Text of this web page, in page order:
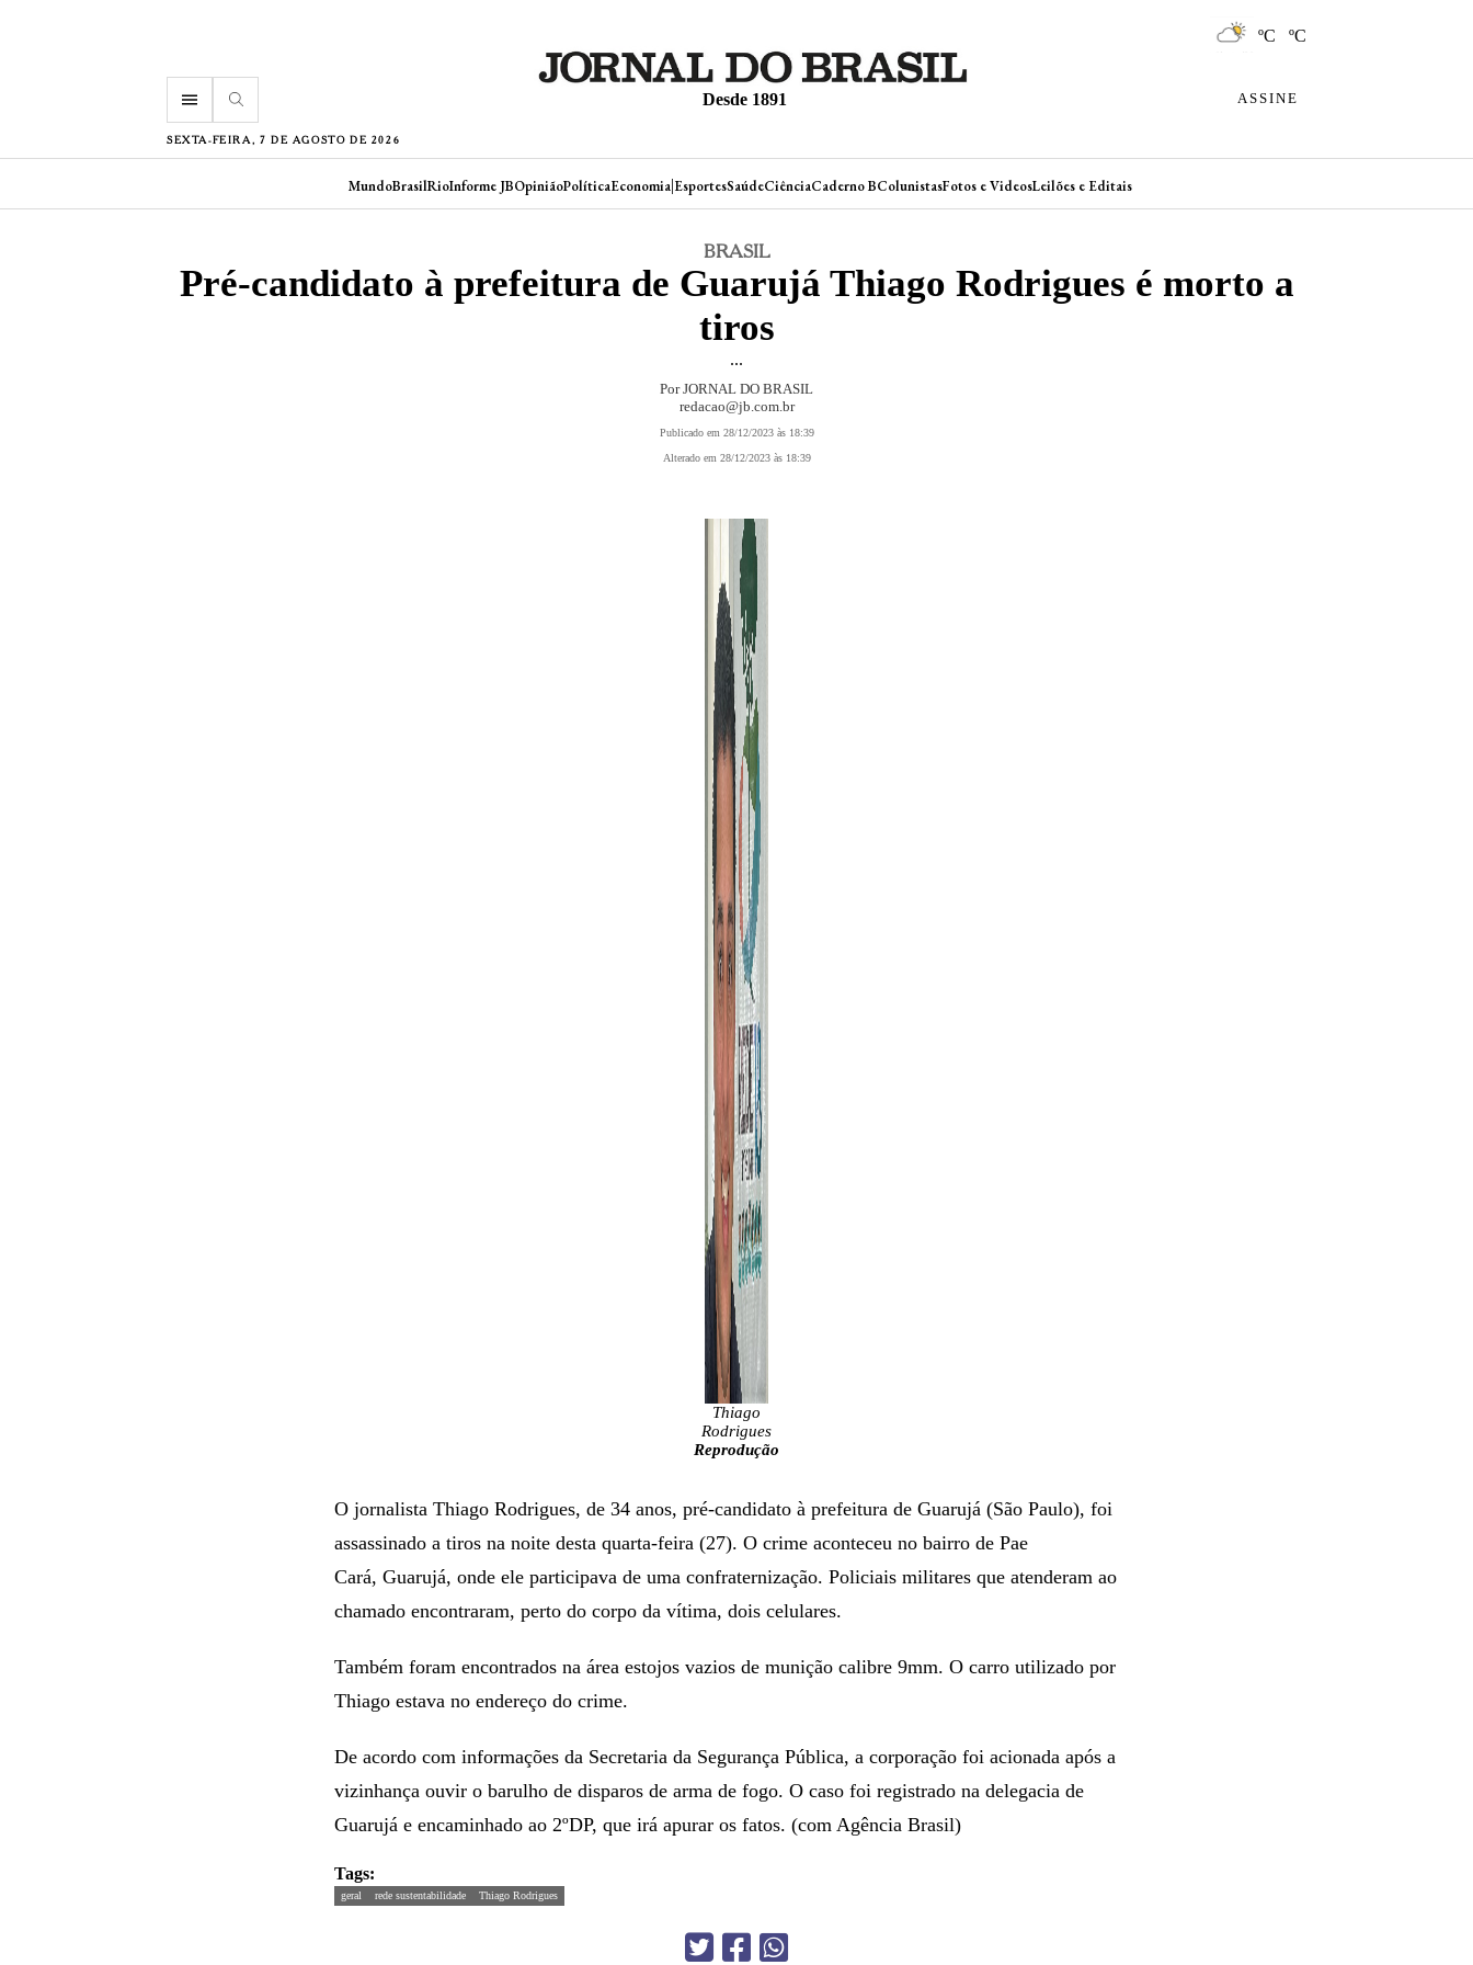
ºC ºC
menu Desde 1891 ASSINE
SEXTA-FEIRA, 7 DE AGOSTO DE 2026
MundoBrasilRioInforme JBOpiniãoPolíticaEconomia|EsportesSaúdeCiênciaCaderno BColunistasFotos e VideosLeilões e Editais
BRASIL
Pré-candidato à prefeitura de Guarujá Thiago Rodrigues é morto a
tiros
...
Por JORNAL DO BRASIL
redacao@jb.com.br
Publicado em 28/12/2023 às 18:39
Alterado em 28/12/2023 às 18:39
Thiago
Rodrigues
Reprodução
O jornalista Thiago Rodrigues, de 34 anos, pré-candidato à prefeitura de Guarujá (São Paulo), foi
assassinado a tiros na noite desta quarta-feira (27). O crime aconteceu no bairro de Pae
Cará, Guarujá, onde ele participava de uma confraternização. Policiais militares que atenderam ao
chamado encontraram, perto do corpo da vítima, dois celulares.
Também foram encontrados na área estojos vazios de munição calibre 9mm. O carro utilizado por
Thiago estava no endereço do crime.
De acordo com informações da Secretaria da Segurança Pública, a corporação foi acionada após a
vizinhança ouvir o barulho de disparos de arma de fogo. O caso foi registrado na delegacia de
Guarujá e encaminhado ao 2ºDP, que irá apurar os fatos. (com Agência Brasil)
Tags:
geral rede sustentabilidade Thiago Rodrigues